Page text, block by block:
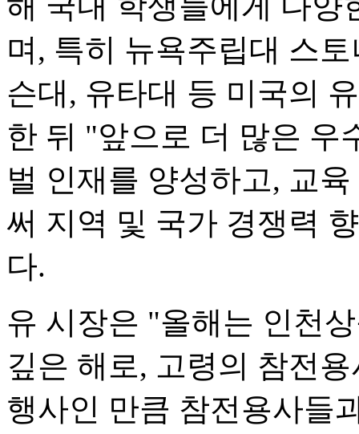
며, 특히 뉴욕주립대 스
슨대, 유타대 등 미국의
한 뒤 "앞으로 더 많은 우
벌 인재를 양성하고, 교
써 지역 및 국가 경쟁력
다.
유 시장은 "올해는 인천
깊은 해로, 고령의 참전
행사인 만큼 참전용사들